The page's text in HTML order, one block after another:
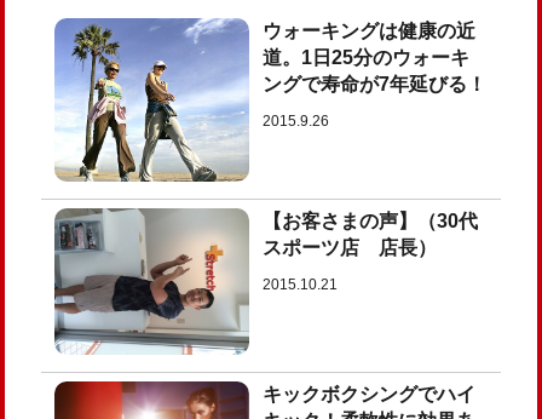
ウォーキングは健康の近
道。1日25分のウォーキ
ングで寿命が7年延びる！
2015.9.26
【お客さまの声】（30代
スポーツ店 店長）
2015.10.21
キックボクシングでハイ